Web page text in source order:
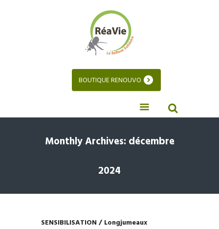
BOUTIQUE RENOUVO
Monthly Archives: décembre
2024
SENSIBILISATION / Longjumeaux